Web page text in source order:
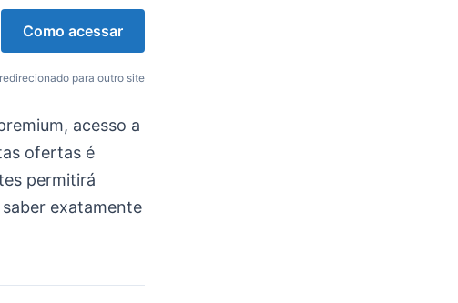
Como acessar
para outro site
acesso a
ofertas é
permitirá
exatamente